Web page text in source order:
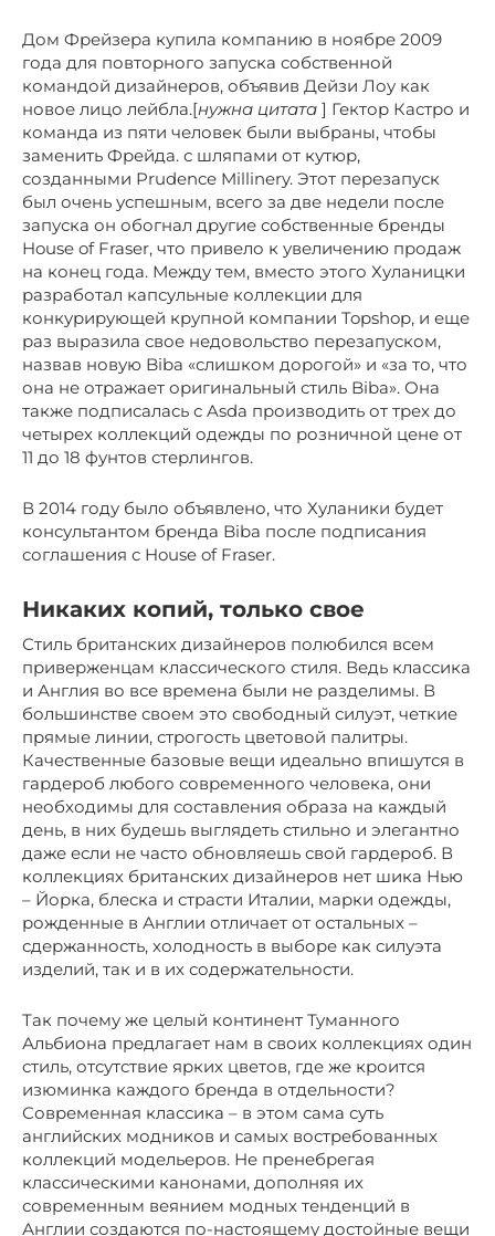
Дом Фрейзера купила компанию в ноябре 2009
года для повторного запуска собственной
командой дизайнеров, объявив Дейзи Лоу как
новое лицо лейбла.[нужна цитата ] Гектор Кастро и
команда из пяти человек были выбраны, чтобы
заменить Фрейда. с шляпами от кутюр,
созданными Prudence Millinery. Этот перезапуск
был очень успешным, всего за две недели после
запуска он обогнал другие собственные бренды
House of Fraser, что привело к увеличению продаж
на конец года. Между тем, вместо этого Хуланицки
разработал капсульные коллекции для
конкурирующей крупной компании Topshop, и еще
раз выразила свое недовольство перезапуском,
назвав новую Biba «слишком дорогой» и «за то, что
она не отражает оригинальный стиль Biba». Она
также подписалась с Asda производить от трех до
четырех коллекций одежды по розничной цене от
11 до 18 фунтов стерлингов.
В 2014 году было объявлено, что Хуланики будет
консультантом бренда Biba после подписания
соглашения с House of Fraser.
Никаких копий, только свое
Стиль британских дизайнеров полюбился всем
приверженцам классического стиля. Ведь классика
и Англия во все времена были не разделимы. В
большинстве своем это свободный силуэт, четкие
прямые линии, строгость цветовой палитры.
Качественные базовые вещи идеально впишутся в
гардероб любого современного человека, они
необходимы для составления образа на каждый
день, в них будешь выглядеть стильно и элегантно
даже если не часто обновляешь свой гардероб. В
коллекциях британских дизайнеров нет шика Нью
– Йорка, блеска и страсти Италии, марки одежды,
рожденные в Англии отличает от остальных –
сдержанность, холодность в выборе как силуэта
изделий, так и в их содержательности.
Так почему же целый континент Туманного
Альбиона предлагает нам в своих коллекциях один
стиль, отсутствие ярких цветов, где же кроится
изюминка каждого бренда в отдельности?
Современная классика – в этом сама суть
английских модников и самых востребованных
коллекций модельеров. Не пренебрегая
классическими канонами, дополняя их
современным веянием модных тенденций в
Англии создаются по-настоящему достойные вещи